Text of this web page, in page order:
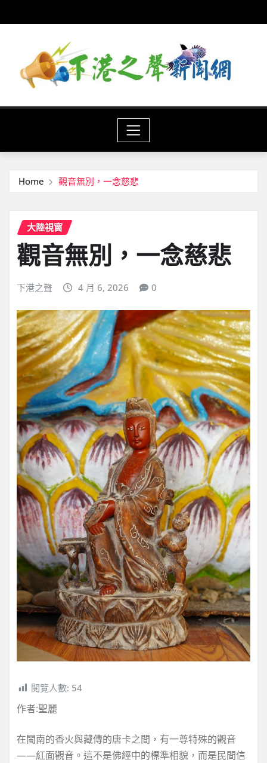
to
Home 觀音無別，一念慈悲
大陸視窗
觀音無別，一念慈悲
下港之聲 4 月 6, 2026 0
閱覽人數: 54
作者:聖麗
在閩南的香火與藏傳的唐卡之間，有一尊特殊的觀音
——紅面觀音。這不是佛經中的標準相貌，而是民間信